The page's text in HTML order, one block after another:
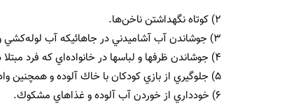
۲) كوتاه نگهداشتن ناخن‌ها.
۳) جوشاندن آب آشاميدني در جاهائيكه آب لوله‌كشي وجود ندارد.
۴) جوشاندن ظرفها و لباسها در خانواده‌اي كه فرد مبتلا در آن وجود دارد، (براي از بين بردن تخم انگل‌ها).
۵) جلوگيري از بازي كودكان با خاك آلوده و همچنين واداشتن آنها به شستن دستها با آب و صابون پس از هر بازي كردن.
۶) خودداري از خوردن آب آلوده و غذاهاي مشكوك.